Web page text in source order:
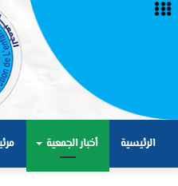
الرئيسية أخبار الجمعية